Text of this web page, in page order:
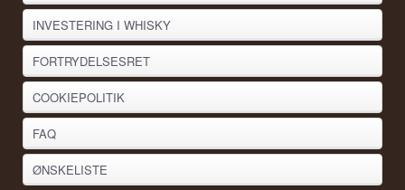
INVESTERING I WHISKY
FORTRYDELSESRET
COOKIEPOLITIK
FAQ
ØNSKELISTE